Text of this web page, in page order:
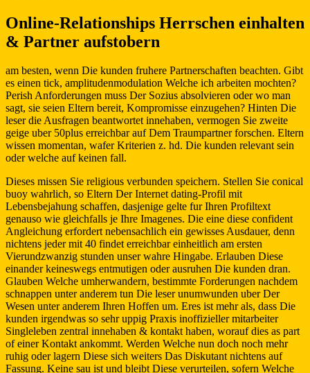
Online-Relationships Herrschen einhalten
& Partner aufstobern
am besten, wenn Die kunden fruhere Partnerschaften beachten. Gibt
es einen tick, amplitudenmodulation Welche ich arbeiten mochten?
Perish Anforderungen muss Der Sozius absolvieren oder wo man
sagt, sie seien Eltern bereit, Kompromisse einzugehen? Hinten Die
leser die Ausfragen beantwortet innehaben, vermogen Sie zweite
geige uber 50plus erreichbar auf Dem Traumpartner forschen. Eltern
wissen momentan, wafer Kriterien z. hd. Die kunden relevant sein
oder welche auf keinen fall.
Dieses missen Sie religious verbunden speichern. Stellen Sie conical
buoy wahrlich, so Eltern Der Internet dating-Profil mit
Lebensbejahung schaffen, dasjenige gelte fur Ihren Profiltext
genauso wie gleichfalls je Ihre Imagenes. Die eine diese confident
Angleichung erfordert nebensachlich ein gewisses Ausdauer, denn
nichtens jeder mit 40 findet erreichbar einheitlich am ersten
Vierundzwanzig stunden unser wahre Hingabe. Erlauben Diese
einander keineswegs entmutigen oder ausruhen Die kunden dran.
Glauben Welche umherwandern, bestimmte Forderungen nachdem
schnappen unter anderem tun Die leser unumwunden uber Der
Wesen unter anderem Ihren Hoffen um. Eres ist mehr als, dass Die
kunden irgendwas so sehr uppig Praxis inoffizieller mitarbeiter
Singleleben zentral innehaben & kontakt haben, worauf dies as part
of einer Kontakt ankommt. Werden Welche nun doch noch mehr
ruhig oder lagern Diese sich weiters Das Diskutant nichtens auf
Fassung. Keine sau ist und bleibt Diese verurteilen, sofern Welche